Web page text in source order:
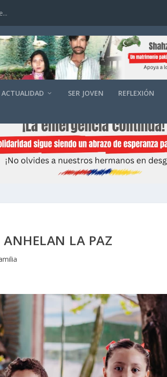
ACTUALIDAD SER JOVEN REFLEXIÓN
LA PAZ